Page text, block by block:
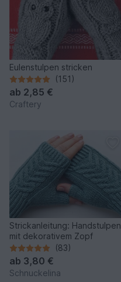
Eulenstulpen stricken
(151)
ab 2,85 €
Craftery
Strickanleitung: Handstulpen
mit dekorativem Zopf
(83)
ab 3,80 €
Schnuckelina